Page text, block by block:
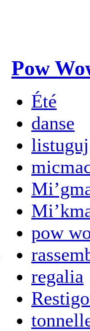
Pow
Été
danse
listuguj
pow
regalia